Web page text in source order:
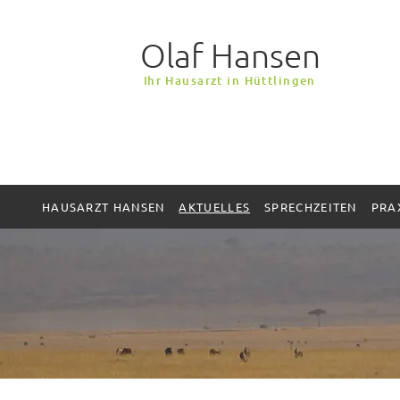
Olaf Hansen
Ihr Hausarzt in Hüttlingen
HAUSARZT HANSEN AKTUELLES SPRECHZEITEN